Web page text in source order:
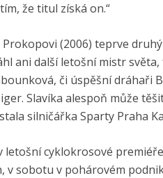
že titul získá on.“
(2006) teprve
ani další letošní mistr
či úspěšní dráhaři
Slavíka alespoň může
silničářka Sparty Praha
cyklokrosové
v sobotu v pohárovém